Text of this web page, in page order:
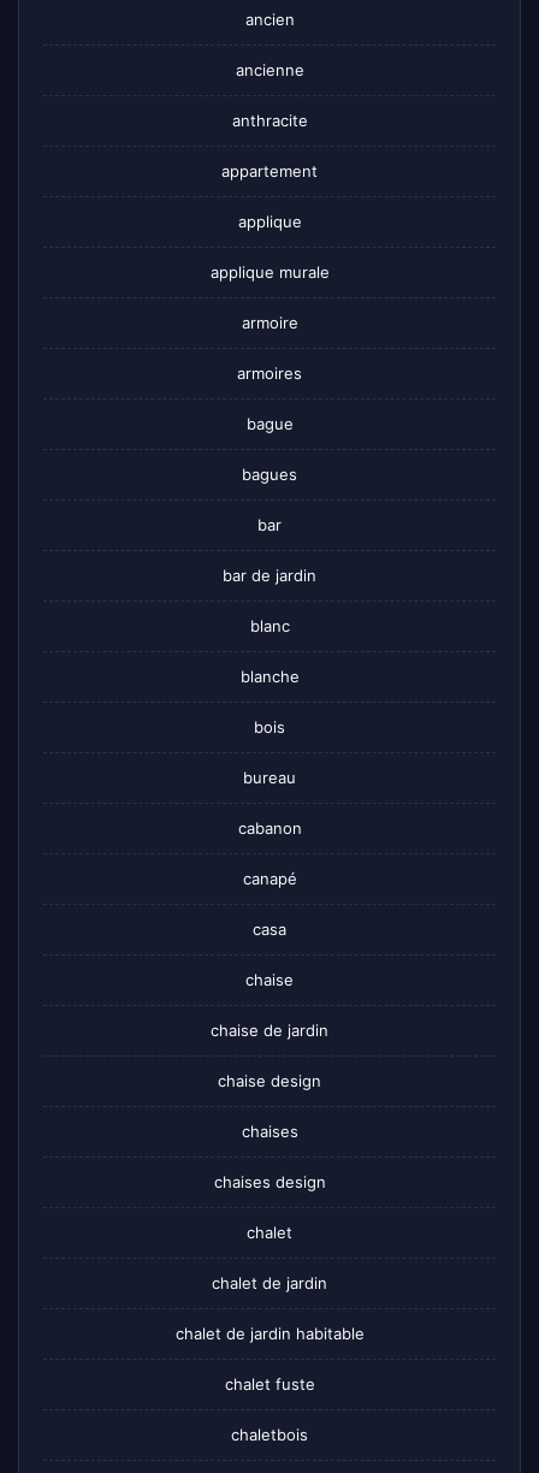
ancien
ancienne
anthracite
appartement
applique
applique murale
armoire
armoires
bague
bagues
bar
bar de jardin
blanc
blanche
bois
bureau
cabanon
canapé
casa
chaise
chaise de jardin
chaise design
chaises
chaises design
chalet
chalet de jardin
chalet de jardin habitable
chalet fuste
chaletbois